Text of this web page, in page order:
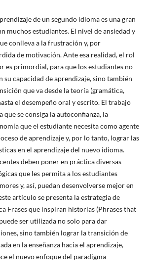
de un segundo idioma es una gran
muchos estudiantes. El nivel de ansiedad y
conlleva a la frustración y, por
de motivación. Ante esa realidad, el rol
es primordial, para que los estudiantes no
su capacidad de aprendizaje, sino también
que va desde la teoría (gramática,
el desempeño oral y escrito. El trabajo
que se consiga la autoconfianza, la
que el estudiante necesita como agente
de aprendizaje y, por lo tanto, lograr las
en el aprendizaje del nuevo idioma.
deben poner en práctica diversas
que les permita a los estudiantes
y, así, puedan desenvolverse mejor en
artículo se presenta la estrategia de
Frases que inspiran historias (Phrases that
ser utilizada no solo para dar
sino también lograr la transición de
en la enseñanza hacia el aprendizaje,
el nuevo enfoque del paradigma